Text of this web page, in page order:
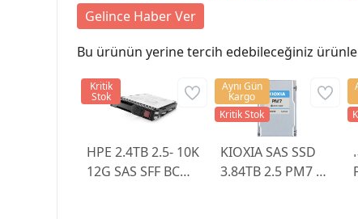
Gelince Haber Ver
Bu ürünün yerine tercih edebileceğiniz
HPE 2.4TB 2.5- 10K
12G SAS SFF BC
Kritik
Stok
KIOXIA SAS SSD
3.84TB 2.5 PM7 R
Aynı Gün
Kargo
Kritik Stok